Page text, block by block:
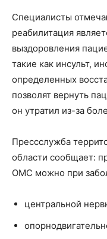
Специалисты
реабилитация
выздоровления
такие как инсульт,
определенных
позволят вернуть
он утратил из-за
Пресс­служба
области сообщает:
ОМС можно при
центральной